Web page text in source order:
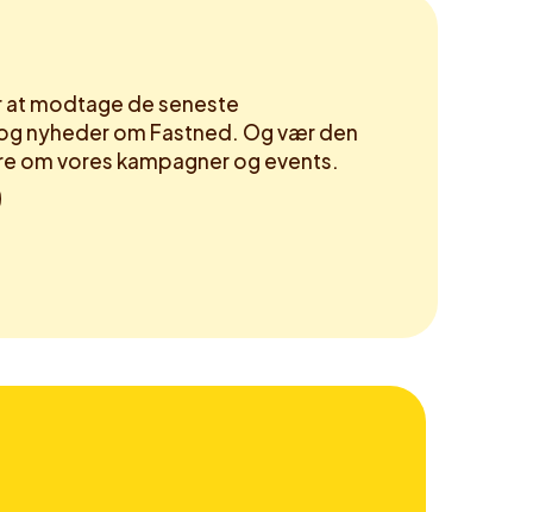
modtage de seneste
nyheder om Fastned. Og vær den
om vores kampagner og events.